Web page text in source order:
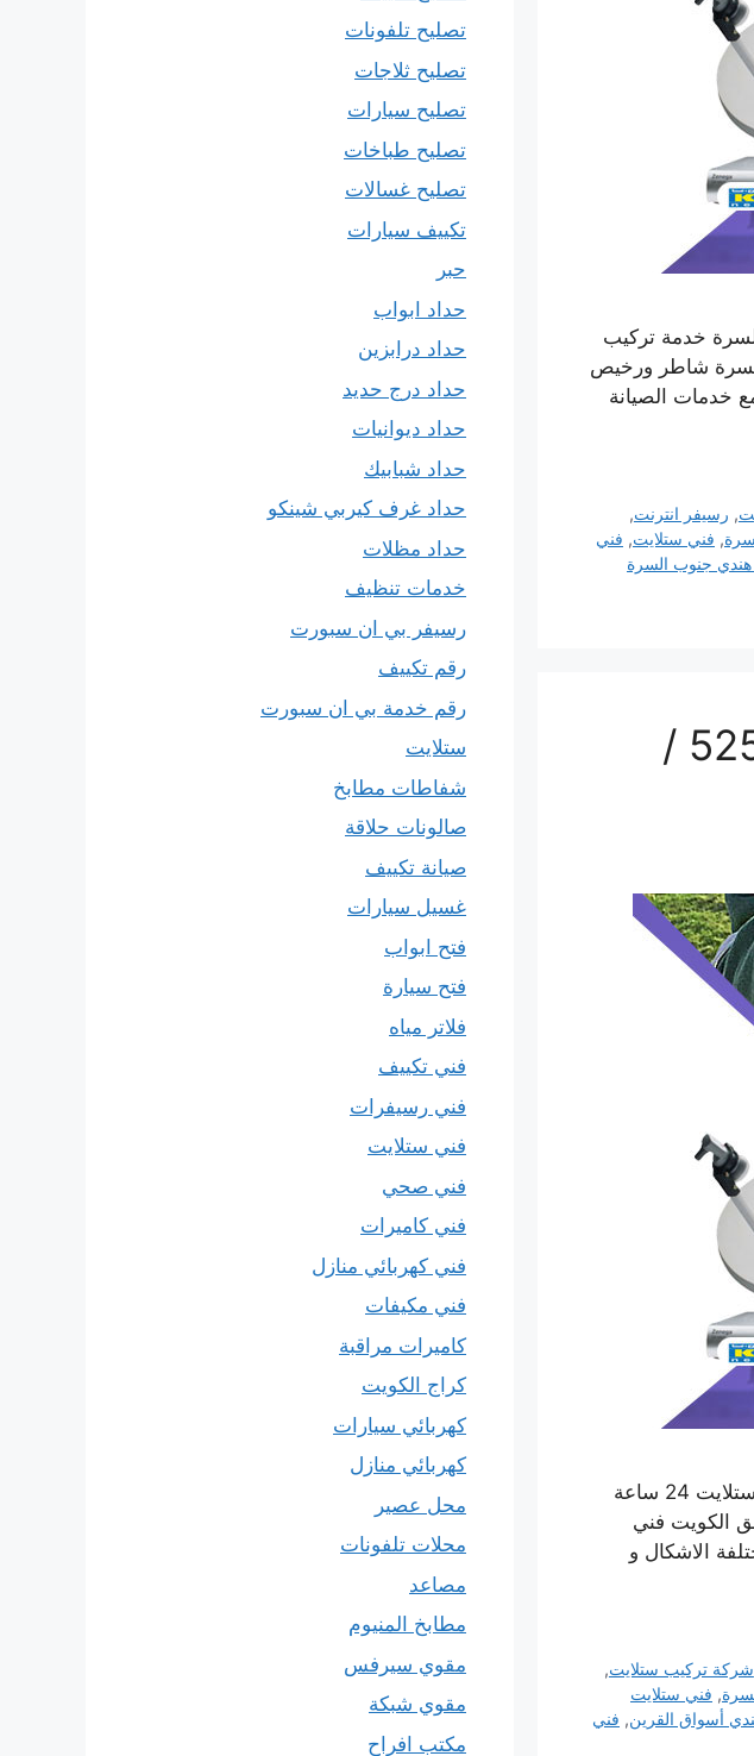
خدمة تركيب
شاطر ورخيص
خدمات الصيانة
, رسيفر انترنت,
, فني ستلايت, فني
جنوب السرة
فني ستلايت هندي جنوب السرة / 52520080 /
فني ستلايت هندي جنوب السرة بالكويت خدمة تركيب وصيانة ستلايت رسيفر رقم فني ستلايت 24 ساعة
الكويت فني
الاشكال و
شركة تركيب ستلايت,
, فني ستلايت
أسواق القرين, فني
تصليح تلفونات
تصليح ثلاجات
تصليح سيارات
تصليح طباخات
تصليح غسالات
تكييف سيارات
حبر
حداد ابواب
حداد درابزين
حداد درج حديد
حداد ديوانيات
حداد شبابيك
حداد غرف كيربي شينكو
حداد مظلات
خدمات تنظيف
رسيفر بي ان سبورت
رقم تكييف
رقم خدمة بي ان سبورت
ستلايت
شفاطات مطابخ
صالونات حلاقة
صيانة تكييف
غسيل سيارات
فتح ابواب
فتح سيارة
فلاتر مياه
فني تكييف
فني رسيفرات
فني ستلايت
فني صحي
فني كاميرات
فني كهربائي منازل
فني مكيفات
كاميرات مراقبة
كراج الكويت
كهربائي سيارات
كهربائي منازل
محل عصير
محلات تلفونات
مصاعد
مطابخ المنيوم
مقوي سيرفس
مقوي شبكة
مكتب افراح